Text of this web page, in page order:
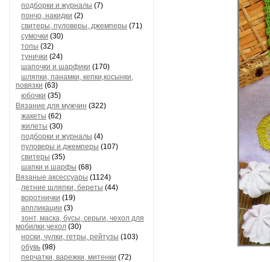
подборки и журналы (7)
пончо, накидки (2)
свитеры, пуловеры, джемперы (71)
сумочки (30)
топы (32)
тунички (24)
шапочки и шарфики (170)
шляпки, панамки, кепки,косынки,
повязки (63)
юбочки (35)
Вязание для мужчин (322)
жакеты (62)
жилеты (30)
подборки и журналы (4)
пуловеры и джемперы (107)
свитеры (35)
шапки и шарфы (68)
Вязаные аксессуары (1124)
летние шляпки, береты (44)
воротнички (19)
аппликации (3)
зонт, маска, бусы, серьги, чехол для
мобилки,чехол (30)
носки, чулки, гетры, рейтузы (103)
обувь (98)
перчатки, варежки, митенки (72)